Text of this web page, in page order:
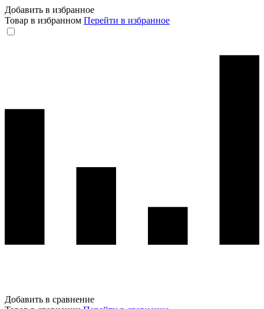
Добавить в избранное
Товар в избранном Перейти в избранное
Добавить в сравнение